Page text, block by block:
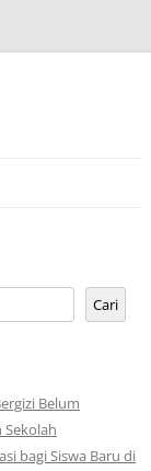
Cari
Belum
bagi Siswa Baru di